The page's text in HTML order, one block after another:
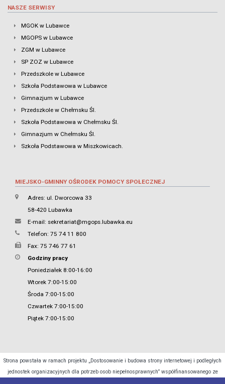
NASZE SERWISY
MGOK w Lubawce
MGOPS w Lubawce
ZGM w Lubawce
SP ZOZ w Lubawce
Przedszkole w Lubawce
Szkoła Podstawowa w Lubawce
Gimnazjum w Lubawce
Przedszkole w Chełmsku Śl.
Szkoła Podstawowa w Chełmsku Śl.
Gimnazjum w Chełmsku Śl.
Szkoła Podstawowa w Miszkowicach.
MIEJSKO-GMINNY OŚRODEK POMOCY SPOŁECZNEJ
Adres: ul. Dworcowa 33
58-420 Lubawka
E-mail: sekretariat@mgops.lubawka.eu
Telefon: 75 74 11 800
Fax: 75 746 77 61
Godziny pracy
Poniedziałek 8:00-16:00
Wtorek 7:00-15:00
Środa 7:00-15:00
Czwartek 7:00-15:00
Piątek 7:00-15:00
Strona powstała w ramach projektu „Dostosowanie i budowa strony internetowej i podległych
jednostek organizacyjnych dla potrzeb osob niepełnosprawnych” współfinansowanego ze